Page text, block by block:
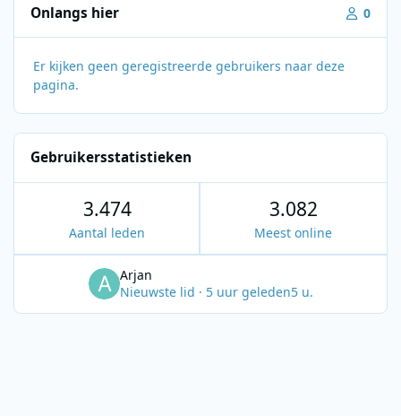
Onlangs hier 0
Er kijken geen geregistreerde gebruikers naar deze
pagina.
Gebruikersstatistieken
3.474
Aantal leden
3.082
Meest online
Arjan
Nieuwste lid · 5 uur geleden5 u.